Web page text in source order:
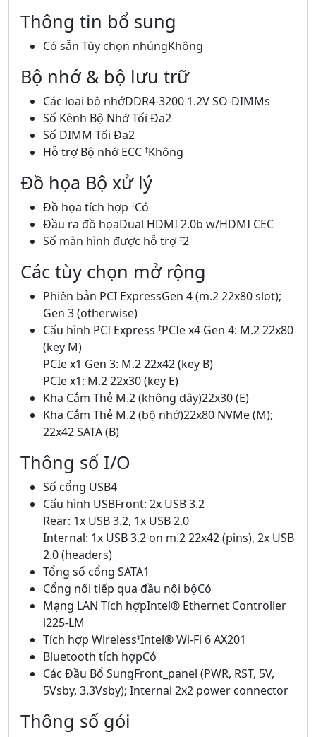
Thông tin bổ sung
Có sẵn Tùy chọn nhúngKhông
Bộ nhớ & bộ lưu trữ
Các loại bộ nhớDDR4-3200 1.2V SO-DIMMs
Số Kênh Bộ Nhớ Tối Đa2
Số DIMM Tối Đa2
Hỗ trợ Bộ nhớ ECC ‡Không
Đồ họa Bộ xử lý
Đồ họa tích hợp ‡Có
Đầu ra đồ họaDual HDMI 2.0b w/HDMI CEC
Số màn hình được hỗ trợ ‡2
Các tùy chọn mở rộng
Phiên bản PCI ExpressGen 4 (m.2 22x80 slot);
Gen 3 (otherwise)
Cấu hình PCI Express ‡PCIe x4 Gen 4: M.2 22x80
(key M)
PCIe x1 Gen 3: M.2 22x42 (key B)
PCIe x1: M.2 22x30 (key E)
Kha Cắm Thẻ M.2 (không dây)22x30 (E)
Kha Cắm Thẻ M.2 (bộ nhớ)22x80 NVMe (M);
22x42 SATA (B)
Thông số I/O
Số cổng USB4
Cấu hình USBFront: 2x USB 3.2
Rear: 1x USB 3.2, 1x USB 2.0
Internal: 1x USB 3.2 on m.2 22x42 (pins), 2x USB
2.0 (headers)
Tổng số cổng SATA1
Cổng nối tiếp qua đầu nội bộCó
Mạng LAN Tích hợpIntel® Ethernet Controller
i225-LM
Tích hợp Wireless‡Intel® Wi-Fi 6 AX201
Bluetooth tích hợpCó
Các Đầu Bổ SungFront_panel (PWR, RST, 5V,
5Vsby, 3.3Vsby); Internal 2x2 power connector
Thông số gói